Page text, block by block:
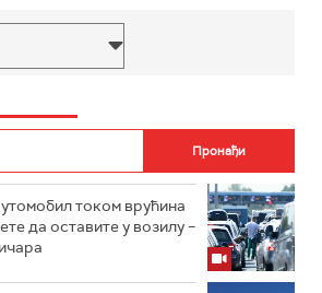
током врућина
да оставите у возилу –